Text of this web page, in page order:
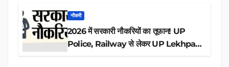
नौकरी
2026 में सरकारी नौकरियों का तूफान! UP
Police, Railway से लेकर UP Lekhpal